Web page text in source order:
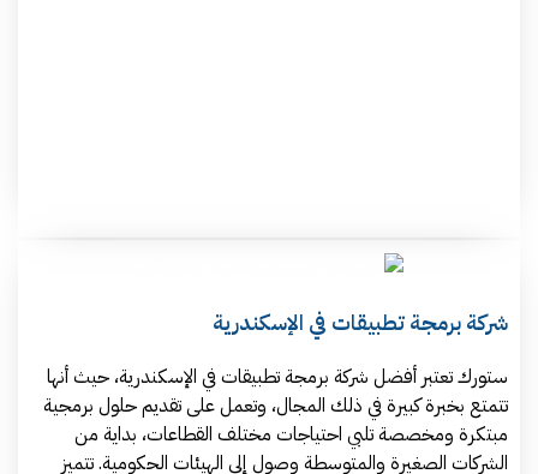
شركة برمجة تطبيقات في الإسكندرية
ستورك تعتبر أفضل شركة برمجة تطبيقات في الإسكندرية، حيث أنها
تتمتع بخبرة كبيرة في ذلك المجال، وتعمل على تقديم حلول برمجية
مبتكرة ومخصصة تلبي احتياجات مختلف القطاعات، بداية من
الشركات الصغيرة والمتوسطة وصول إلى الهيئات الحكومية. تتميز